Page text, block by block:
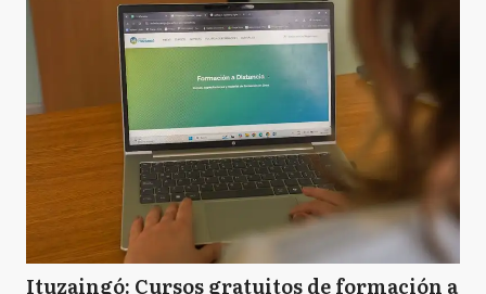
Ituzaingó: Cursos gratuitos de formación a